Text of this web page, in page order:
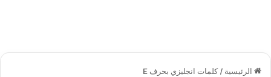
الرئيسية / كلمات انجليزي بحرف E